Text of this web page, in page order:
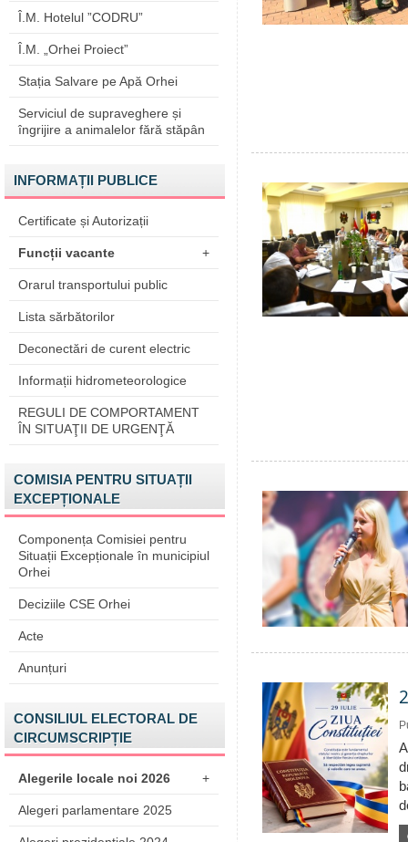
Î.M. Hotelul ”CODRU”
Î.M. „Orhei Proiect”
Stația Salvare pe Apă Orhei
Serviciul de supraveghere și
îngrijire a animalelor fără stăpân
INFORMAȚII PUBLICE
Certificate și Autorizații
Funcții vacante +
Orarul transportului public
Lista sărbătorilor
Deconectări de curent electric
Informații hidrometeorologice
REGULI DE COMPORTAMENT
ÎN SITUAŢII DE URGENŢĂ
COMISIA PENTRU SITUAȚII
EXCEPȚIONALE
Componența Comisiei pentru
Situații Excepționale în municipiul
Orhei
Deciziile CSE Orhei
Acte
Anunțuri
CONSILIUL ELECTORAL DE
CIRCUMSCRIPȚIE
Alegerile locale noi 2026 +
Alegeri parlamentare 2025